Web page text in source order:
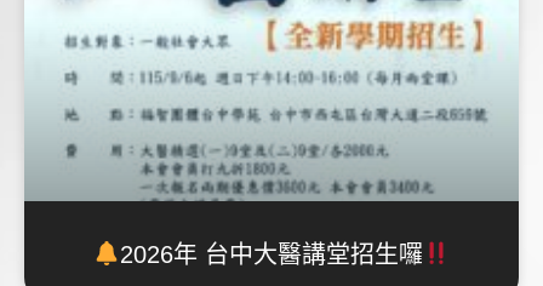
2026年 台中大醫講堂招生囉